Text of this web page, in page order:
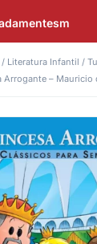
/ Literatura Infantil /
Arrogante – Mauricio